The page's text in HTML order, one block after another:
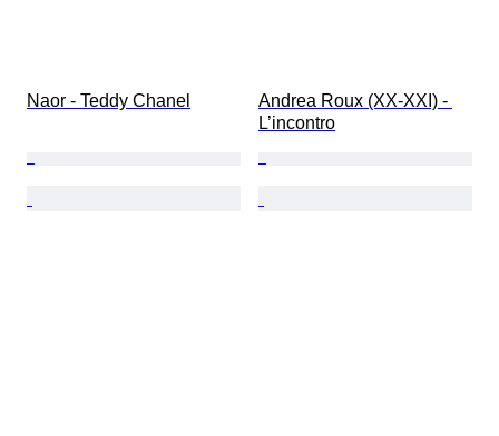
Naor - Teddy Chanel
Andrea Roux (XX-XXI) -
L’incontro